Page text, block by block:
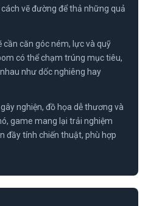
vẽ đường để thả những quả
căn góc ném, lực và quỹ
có thể chạm trúng mục tiêu,
như dốc nghiêng hay
nghiện, đồ họa dễ thương và
game mang lại trải nghiệm
đầy tính chiến thuật, phù hợp